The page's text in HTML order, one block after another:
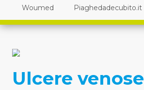
Woumed Piaghedadecubito.it
Ulcere venose